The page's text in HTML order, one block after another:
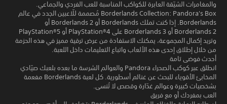
والمغامرات الشيّقة العابرة للكواكب المناسبة للعب الفردي والجماعي.
Borderlands Collection: Pandora's Box مُصممة للّاعبين الجدد في عالم
Borderlands. إذا كنت تملك Borderlands أو Borderlands 2 أو
Borderlands 2 أو Borderlands 3 على PlayStation®4 أو PlayStation®5
وتريد إكمال المجموعة، يمكنك الاستفادة من عرض ترقية مميز في هذه الحزمة
من خلال إطلاق إحدى هذه الألعاب واتباع التعليمات داخل اللعبة.
أحدث فوضى تامة
انطلق عبر كوكب الصحراء Pandora والعوالم الشرسة ما بعده بلعبك صيّادي
المخابئ الأقوياء للبحث عن غنائم أسطورية. كل لعبة Borderlands مفعمة
بشخصيات كبيرة وعوالم غدّارة وقصص لا تُنسى.
العب بمفردك أو مع فريق